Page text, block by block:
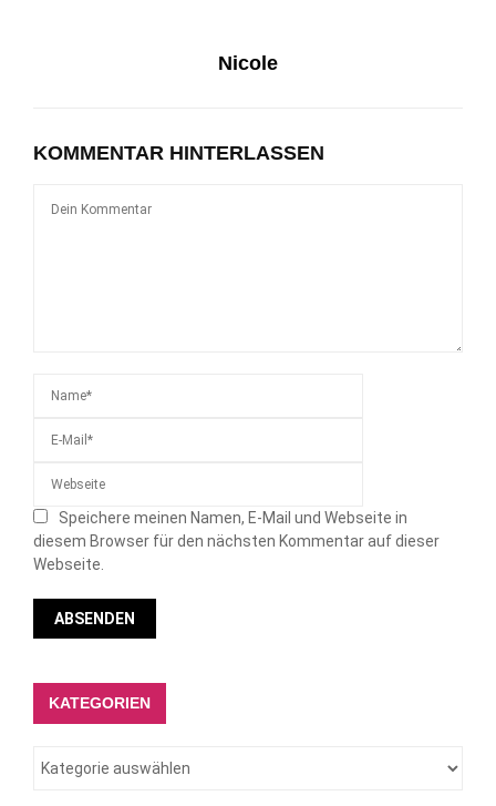
Nicole
KOMMENTAR HINTERLASSEN
Speichere meinen Namen, E-Mail und Webseite in
diesem Browser für den nächsten Kommentar auf dieser
Webseite.
KATEGORIEN